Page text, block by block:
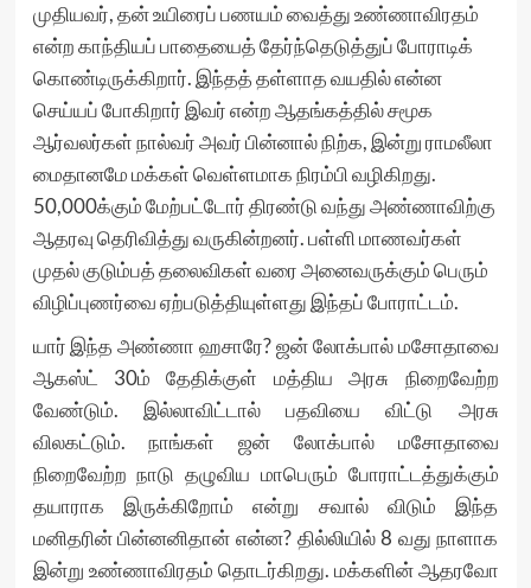
முதியவர், தன் உயிரைப் பணயம் வைத்து உண்ணாவிரதம்
என்ற காந்தியப் பாதையைத் தேர்ந்தெடுத்துப் போராடிக்
கொண்டிருக்கிறார். இந்தத் தள்ளாத வயதில் என்ன
செய்யப் போகிறார் இவர் என்ற ஆதங்கத்தில் சமூக
ஆர்வலர்கள் நால்வர் அவர் பின்னால் நிற்க, இன்று ராமலீலா
மைதானமே மக்கள் வெள்ளமாக நிரம்பி வழிகிறது.
50,000க்கும் மேற்பட்டோர் திரண்டு வந்து அண்ணாவிற்கு
ஆதரவு தெரிவித்து வருகின்றனர். பள்ளி மாணவர்கள்
முதல் குடும்பத் தலைவிகள் வரை அனைவருக்கும் பெரும்
விழிப்புணர்வை ஏற்படுத்தியுள்ளது இந்தப் போராட்டம்.
யார் இந்த அண்ணா ஹசாரே? ஜன் லோக்பால் மசோதாவை
ஆகஸ்ட் 30ம் தேதிக்குள் மத்திய அரசு நிறைவேற்ற
வேண்டும். இல்லாவிட்டால் பதவியை விட்டு அரசு
விலகட்டும். நாங்கள் ஜன் லோக்பால் மசோதாவை
நிறைவேற்ற நாடு தழுவிய மாபெரும் போராட்டத்துக்கும்
தயாராக இருக்கிறோம் என்று சவால் விடும் இந்த
மனிதரின் பின்னனிதான் என்ன? தில்லியில் 8 வது நாளாக
இன்று உண்ணாவிரதம் தொடர்கிறது. மக்களின் ஆதரவோ